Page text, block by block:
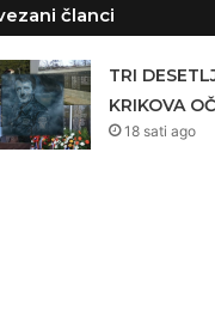
članci
TRI
KRIKOVA
18 sati ago